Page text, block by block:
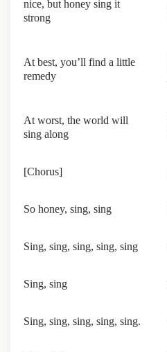
nice, but honey sing it
strong
At best, you’ll find a little
remedy
At worst, the world will
sing along
[Chorus]
So honey, sing, sing
Sing, sing, sing, sing, sing
Sing, sing
Sing, sing, sing, sing, sing.